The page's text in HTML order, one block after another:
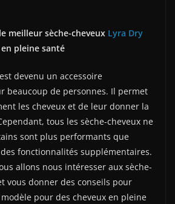
meilleur sèche-cheveux Lyra Dry
pleine santé
devenu un accessoire
beaucoup de personnes. Il permet
les cheveux et de leur donner la
tous les sèche-cheveux ne
sont plus performants que
fonctionnalités supplémentaires.
allons nous intéresser aux sèche-
vous donner des conseils pour
pour des cheveux en pleine